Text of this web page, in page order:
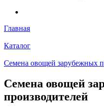
Главная
Каталог
Семена овощей зарубежных
Семена овощей
производителей